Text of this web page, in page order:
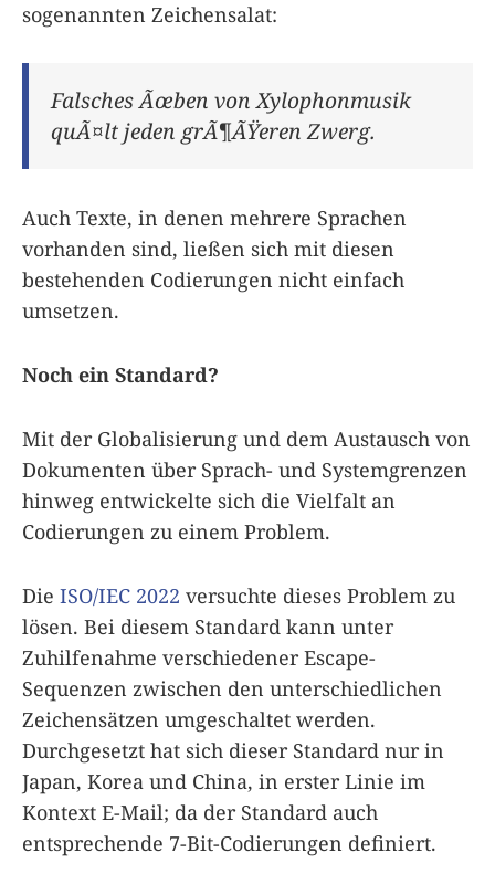
sogenannten Zeichensalat:
Falsches Ãœben von Xylophonmusik
quÃ¤lt jeden grÃ¶ÃŸeren Zwerg.
Auch Texte, in denen mehrere Sprachen
vorhanden sind, ließen sich mit diesen
bestehenden Codierungen nicht einfach
umsetzen.
Noch ein Standard?
Mit der Globalisierung und dem Austausch von
Dokumenten über Sprach- und Systemgrenzen
hinweg entwickelte sich die Vielfalt an
Codierungen zu einem Problem.
Die ISO/IEC 2022 versuchte dieses Problem zu
lösen. Bei diesem Standard kann unter
Zuhilfenahme verschiedener Escape-
Sequenzen zwischen den unterschiedlichen
Zeichensätzen umgeschaltet werden.
Durchgesetzt hat sich dieser Standard nur in
Japan, Korea und China, in erster Linie im
Kontext E-Mail; da der Standard auch
entsprechende 7-Bit-Codierungen definiert.